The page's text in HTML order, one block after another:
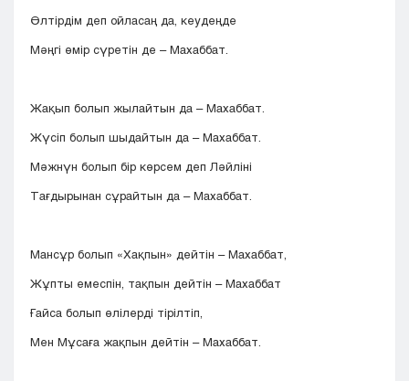
Өлтірдім деп ойласаң да, кеудеңде
Мәңгі өмір сүретін де – Махаббат.
Жақып болып жылайтын да – Махаббат.
Жүсіп болып шыдайтын да – Махаббат.
Мәжнүн болып бір көрсем деп Ләйліні
Тағдырынан сұрайтын да – Махаббат.
Мансұр болып «Хақпын» дейтін – Махаббат,
Жұпты емеспін, тақпын дейтін – Махаббат
Ғайса болып өлілерді тірілтіп,
Мен Мұсаға жақпын дейтін – Махаббат.